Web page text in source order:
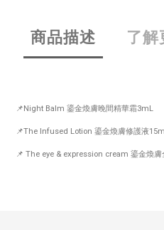
商品描述 了解
📌Night Balm 鎏金煥膚晚間精華霜3mL
📌The Infused Lotion 鎏金煥膚修護液
📌 The eye & expression cream 鎏金煥